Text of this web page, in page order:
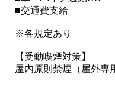
■交通費支給
※各規定あり
【受動喫煙対策】
屋内原則禁煙（屋外専